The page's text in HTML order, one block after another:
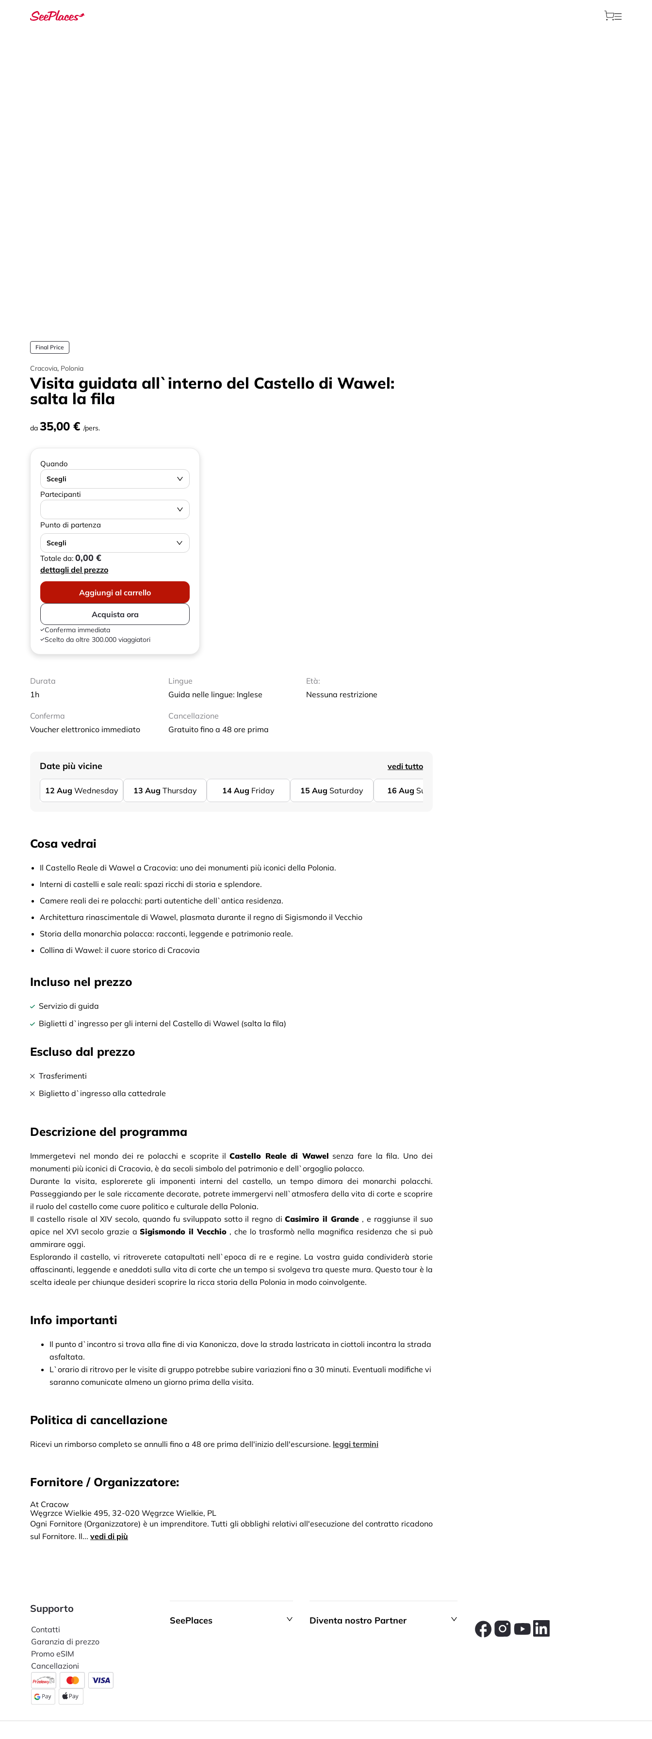
Final Price
Cracovia, Polonia
Visita guidata all`interno del Castello di Wawel:
salta la fila
da 35,00 € /pers.
Quando
Scegli
Partecipanti
Punto di partenza
Scegli
Totale da: 0,00 €
dettagli del prezzo
Aggiungi al carrello
Acquista ora
Conferma immediata
Scelto da oltre 300.000 viaggiatori
Durata
1h
Lingue
Guida nelle lingue: Inglese
Età:
Nessuna restrizione
Conferma
Voucher elettronico immediato
Cancellazione
Gratuito fino a 48 ore prima
Date più vicine vedi tutto
12 Aug Wednesday 13 Aug Thursday 14 Aug Friday 15 Aug Saturday 16 Aug Sunday
Cosa vedrai
Il Castello Reale di Wawel a Cracovia: uno dei monumenti più iconici della Polonia.
Interni di castelli e sale reali: spazi ricchi di storia e splendore.
Camere reali dei re polacchi: parti autentiche dell`antica residenza.
Architettura rinascimentale di Wawel, plasmata durante il regno di Sigismondo il Vecchio
Storia della monarchia polacca: racconti, leggende e patrimonio reale.
Collina di Wawel: il cuore storico di Cracovia
Incluso nel prezzo
Servizio di guida
Biglietti d`ingresso per gli interni del Castello di Wawel (salta la fila)
Escluso dal prezzo
Trasferimenti
Biglietto d`ingresso alla cattedrale
Descrizione del programma
Immergetevi nel mondo dei re polacchi e scoprite il Castello Reale di Wawel senza fare la fila. Uno dei
monumenti più iconici di Cracovia, è da secoli simbolo del patrimonio e dell`orgoglio polacco.
Durante la visita, esplorerete gli imponenti interni del castello, un tempo dimora dei monarchi polacchi.
Passeggiando per le sale riccamente decorate, potrete immergervi nell`atmosfera della vita di corte e scoprire
il ruolo del castello come cuore politico e culturale della Polonia.
Il castello risale al XIV secolo, quando fu sviluppato sotto il regno di Casimiro il Grande , e raggiunse il suo
apice nel XVI secolo grazie a Sigismondo il Vecchio , che lo trasformò nella magnifica residenza che si può
ammirare oggi.
Esplorando il castello, vi ritroverete catapultati nell`epoca di re e regine. La vostra guida condividerà storie
affascinanti, leggende e aneddoti sulla vita di corte che un tempo si svolgeva tra queste mura. Questo tour è la
scelta ideale per chiunque desideri scoprire la ricca storia della Polonia in modo coinvolgente.
Info importanti
Il punto d`incontro si trova alla fine di via Kanonicza, dove la strada lastricata in ciottoli incontra la strada
asfaltata.
L`orario di ritrovo per le visite di gruppo potrebbe subire variazioni fino a 30 minuti. Eventuali modifiche vi
saranno comunicate almeno un giorno prima della visita.
Politica di cancellazione
Ricevi un rimborso completo se annulli fino a 48 ore prima dell'inizio dell'escursione. leggi termini
Fornitore / Organizzatore:
At Cracow
Węgrzce Wielkie 495, 32-020 Węgrzce Wielkie, PL
Ogni Fornitore (Organizzatore) è un imprenditore. Tutti gli obblighi relativi all'esecuzione del contratto ricadono
sul Fornitore. Il... vedi di più
Supporto
Contatti
Garanzia di prezzo
Promo eSIM
Cancellazioni
SeePlaces Diventa nostro Partner